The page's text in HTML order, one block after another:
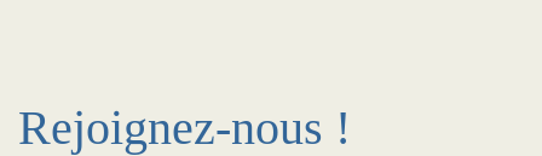
Rejoignez-nous !